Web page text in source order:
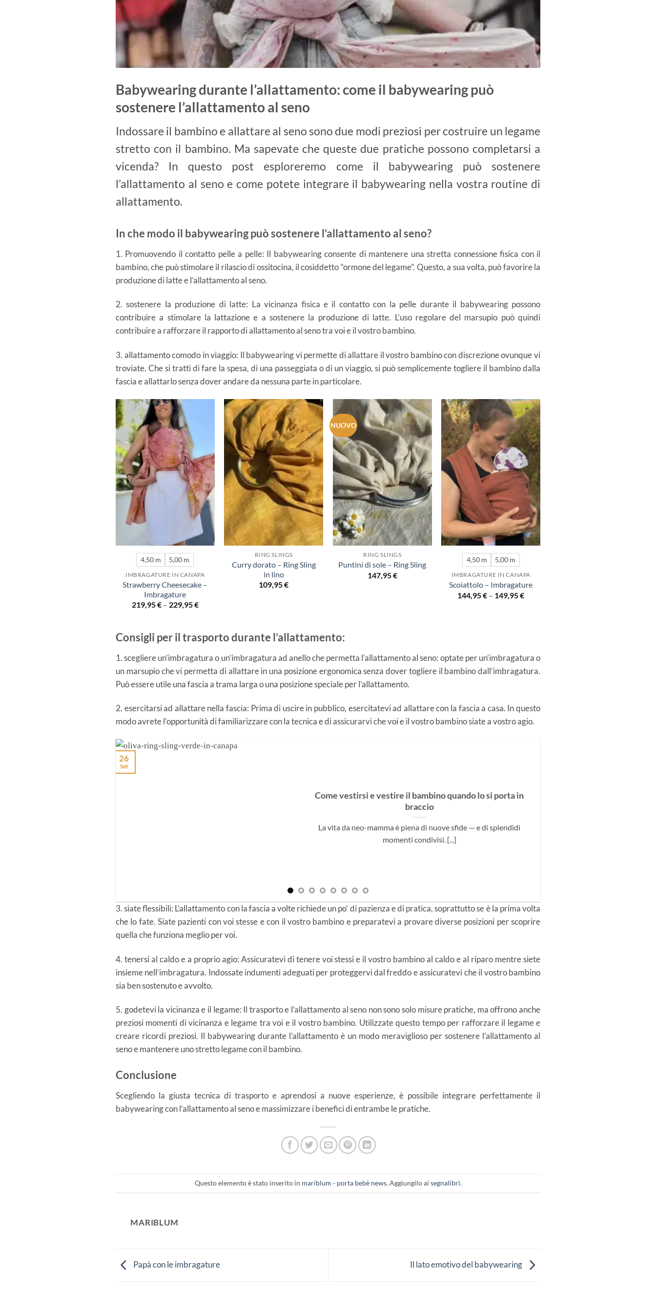
Babywearing durante l’allattamento: come il babywearing può
sostenere l’allattamento al seno
Indossare il bambino e allattare al seno sono due modi preziosi per costruire un legame
stretto con il bambino. Ma sapevate che queste due pratiche possono completarsi a
vicenda? In questo post esploreremo come il babywearing può sostenere
l’allattamento al seno e come potete integrare il babywearing nella vostra routine di
allattamento.
In che modo il babywearing può sostenere l’allattamento al seno?
1. Promuovendo il contatto pelle a pelle: Il babywearing consente di mantenere una stretta connessione fisica con il
bambino, che può stimolare il rilascio di ossitocina, il cosiddetto “ormone del legame”. Questo, a sua volta, può favorire la
produzione di latte e l’allattamento al seno.
2. sostenere la produzione di latte: La vicinanza fisica e il contatto con la pelle durante il babywearing possono
contribuire a stimolare la lattazione e a sostenere la produzione di latte. L’uso regolare del marsupio può quindi
contribuire a rafforzare il rapporto di allattamento al seno tra voi e il vostro bambino.
3. allattamento comodo in viaggio: Il babywearing vi permette di allattare il vostro bambino con discrezione ovunque vi
troviate. Che si tratti di fare la spesa, di una passeggiata o di un viaggio, si può semplicemente togliere il bambino dalla
fascia e allattarlo senza dover andare da nessuna parte in particolare.
4,50 m 5,00 m
IMBRAGATURE IN CANAPA
Strawberry Cheesecake –
Imbragature
219,95€– 229,95€
RING SLINGS
Curry dorato – Ring Sling
in lino
109,95€
NUOVO
RING SLINGS
Puntini di sole – Ring Sling
147,95€
4,50 m 5,00 m
IMBRAGATURE IN CANAPA
Scoiattolo – Imbragature
144,95€ – 149,95€
Consigli per il trasporto durante l’allattamento:
1. scegliere un’imbragatura o un’imbragatura ad anello che permetta l’allattamento al seno: optate per un’imbragatura o
un marsupio che vi permetta di allattare in una posizione ergonomica senza dover togliere il bambino dall’imbragatura.
Può essere utile una fascia a trama larga o una posizione speciale per l’allattamento.
2. esercitarsi ad allattare nella fascia: Prima di uscire in pubblico, esercitatevi ad allattare con la fascia a casa. In questo
modo avrete l’opportunità di familiarizzare con la tecnica e di assicurarvi che voi e il vostro bambino siate a vostro agio.
Come vestirsi e vestire il bambino quando lo si porta in
braccio
La vita da neo-mamma è piena di nuove sfide — e di splendidi
momenti condivisi. [...]
26
Set
3. siate flessibili: L’allattamento con la fascia a volte richiede un po’ di pazienza e di pratica, soprattutto se è la prima volta
che lo fate. Siate pazienti con voi stesse e con il vostro bambino e preparatevi a provare diverse posizioni per scoprire
quella che funziona meglio per voi.
4. tenersi al caldo e a proprio agio: Assicuratevi di tenere voi stessi e il vostro bambino al caldo e al riparo mentre siete
insieme nell’imbragatura. Indossate indumenti adeguati per proteggervi dal freddo e assicuratevi che il vostro bambino
sia ben sostenuto e avvolto.
5. godetevi la vicinanza e il legame: Il trasporto e l’allattamento al seno non sono solo misure pratiche, ma offrono anche
preziosi momenti di vicinanza e legame tra voi e il vostro bambino. Utilizzate questo tempo per rafforzare il legame e
creare ricordi preziosi. Il babywearing durante l’allattamento è un modo meraviglioso per sostenere l’allattamento al
seno e mantenere uno stretto legame con il bambino.
Conclusione
Scegliendo la giusta tecnica di trasporto e aprendosi a nuove esperienze, è possibile integrare perfettamente il
babywearing con l’allattamento al seno e massimizzare i benefici di entrambe le pratiche.
Questo elemento è stato inserito in mariblum - porta bebè news. Aggiungilo ai segnalibri.
MARIBLUM
Papà con le imbragature Il lato emotivo del babywearing